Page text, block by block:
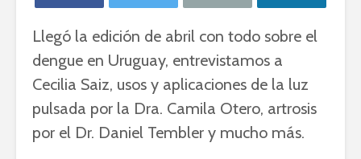
Llegó la edición de abril con todo sobre el
dengue en Uruguay, entrevistamos a
Cecilia Saiz, usos y aplicaciones de la luz
pulsada por la Dra. Camila Otero, artrosis
por el Dr. Daniel Tembler y mucho más.